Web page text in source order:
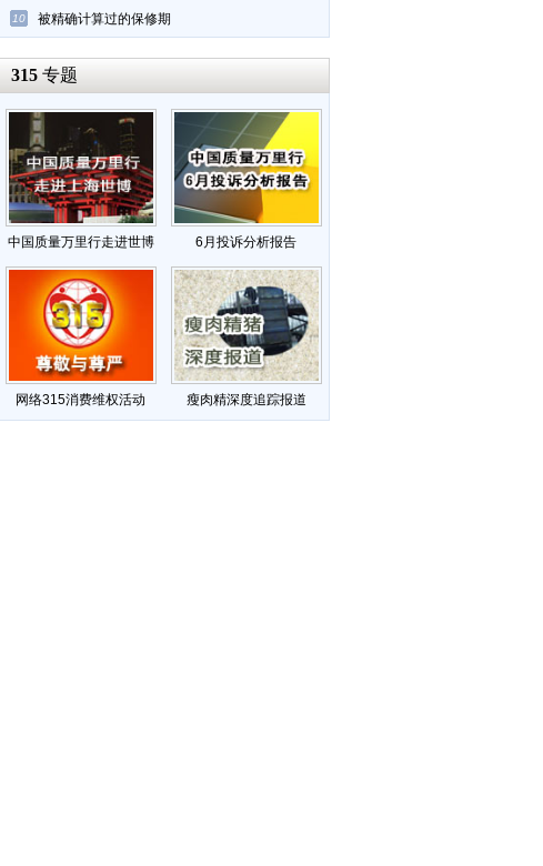
10 被精确计算过的保修期
315 专题
中国质量万里行走进世博 6月投诉分析报告
网络315消费维权活动 瘦肉精深度追踪报道